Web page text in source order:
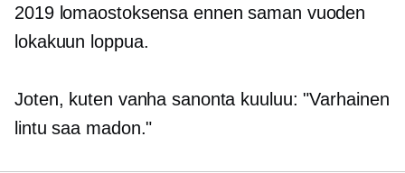
2019 lomaostoksensa ennen saman vuoden
lokakuun loppua.
Joten, kuten vanha sanonta kuuluu: "Varhainen
lintu saa madon."